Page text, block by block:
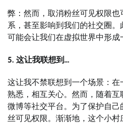
弊：然而，取消粉丝可见权限
系，甚至影响到我们的社交圈。
可能会让我们在虚拟世界中形成
5. 这让我联想到…
这让我不禁联想到一个场景：
熟悉，相互关心。然而，随着
微博等社交平台。为了保护自
丝可见权限。渐渐地，这个小